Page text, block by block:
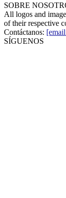
SOBRE
All logos and
of their respective
Contáctanos:
SÍGUENOS